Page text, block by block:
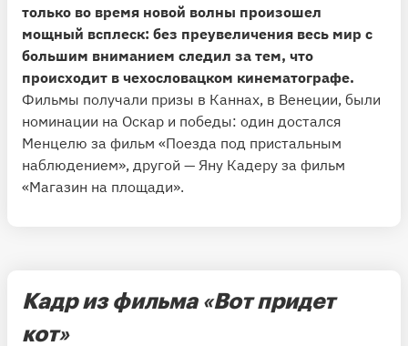
только во время новой волны произошел
мощный всплеск: без преувеличения весь мир с
большим вниманием следил за тем, что
происходит в чехословацком кинематографе.
Фильмы получали призы в Каннах, в Венеции, были
номинации на Оскар и победы: один достался
Менцелю за фильм «Поезда под пристальным
наблюдением», другой — Яну Кадеру за фильм
«Магазин на площади».
Кадр из фильма «Вот придет
кот»